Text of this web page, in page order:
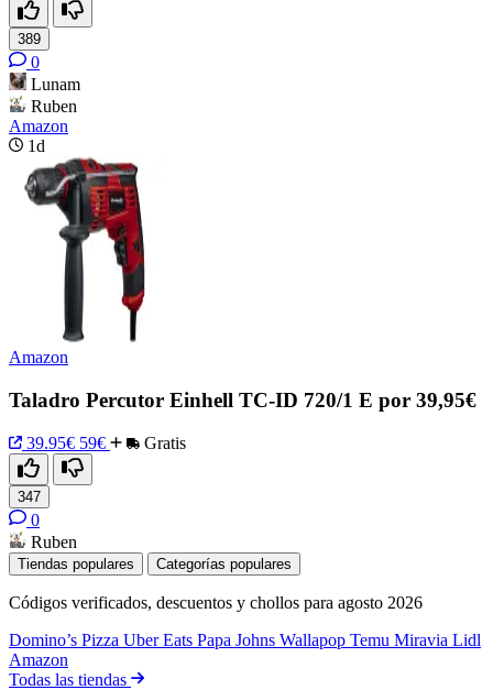
389
0
Lunam
Ruben
Amazon
1d
Amazon
Taladro Percutor Einhell TC-ID 720/1 E por 39,95€
39.95€ 59€ Gratis
347
0
Ruben
Tiendas populares Categorías populares
Códigos verificados, descuentos y chollos para agosto 2026
Domino’s Pizza Uber Eats Papa Johns Wallapop Temu Miravia Lidl
Amazon
Todas las tiendas